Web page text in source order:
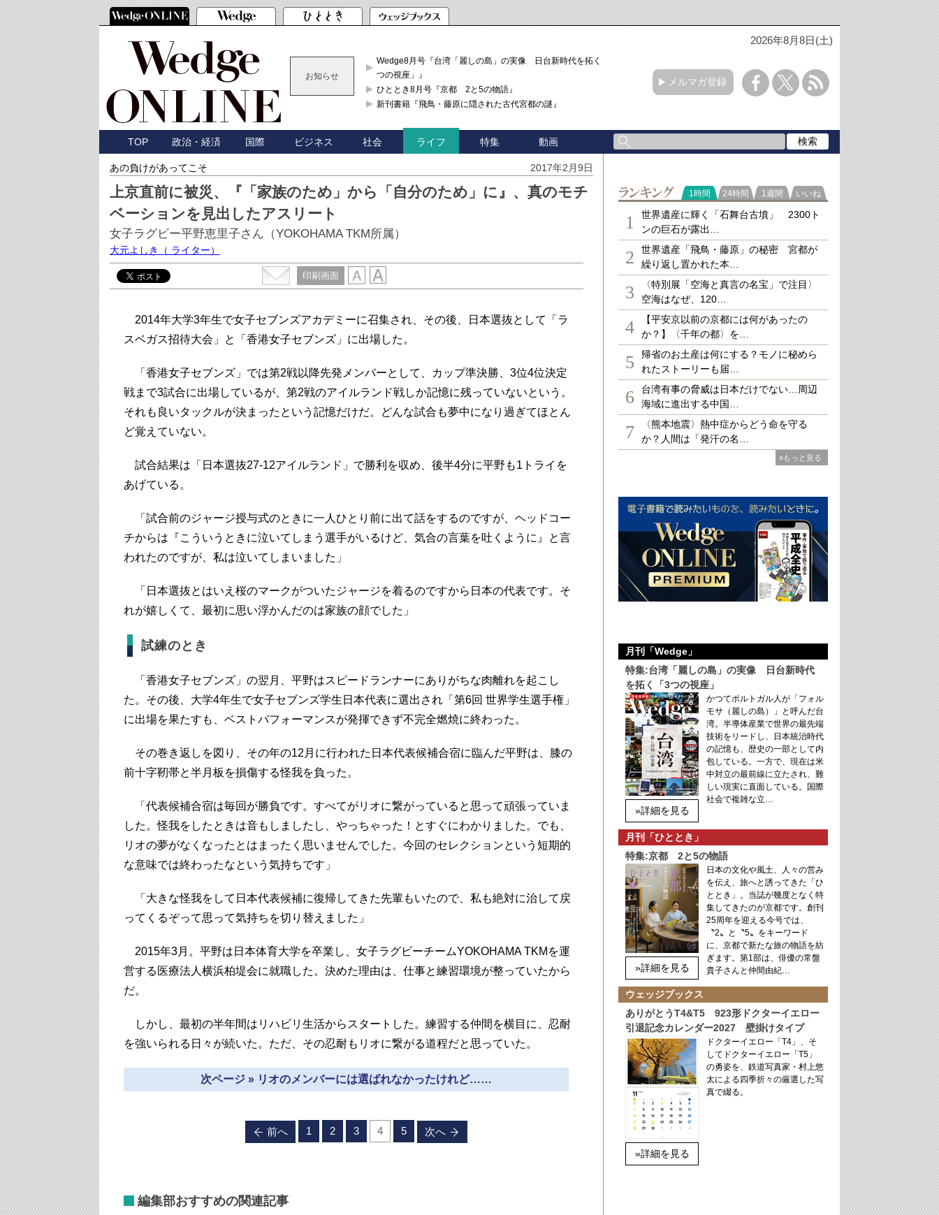
2026年8月8日(土)
お知らせ
Wedge8月号『台湾「麗しの島」の実像 日台新時代を拓く「3
つの視座」』
ひととき8月号『京都 2と5の物語』
新刊書籍『飛鳥・藤原に隠された古代宮都の謎』
メルマガ登録
TOP 政治・経済 国際 ビジネス 社会 ライフ 特集 動画
あの負けがあってこそ 2017年2月9日
上京直前に被災、『「家族のため」から「自分のため」に』、真のモチ
ベーションを見出したアスリート
女子ラグビー平野恵里子さん（YOKOHAMA TKM所属）
大元よしき （ ライター）
印刷画面
2014年大学3年生で女子セブンズアカデミーに召集され、その後、日本選抜として「ラ
スベガス招待大会」と「香港女子セブンズ」に出場した。
「香港女子セブンズ」では第2戦以降先発メンバーとして、カップ準決勝、3位4位決定
戦まで3試合に出場しているが、第2戦のアイルランド戦しか記憶に残っていないという。
それも良いタックルが決まったという記憶だけだ。どんな試合も夢中になり過ぎてほとん
ど覚えていない。
試合結果は「日本選抜27-12アイルランド」で勝利を収め、後半4分に平野も1トライを
あげている。
「試合前のジャージ授与式のときに一人ひとり前に出て話をするのですが、ヘッドコー
チからは『こういうときに泣いてしまう選手がいるけど、気合の言葉を吐くように』と言
われたのですが、私は泣いてしまいました」
「日本選抜とはいえ桜のマークがついたジャージを着るのですから日本の代表です。そ
れが嬉しくて、最初に思い浮かんだのは家族の顔でした」
試練のとき
「香港女子セブンズ」の翌月、平野はスピードランナーにありがちな肉離れを起こし
た。その後、大学4年生で女子セブンズ学生日本代表に選出され「第6回 世界学生選手権」
に出場を果たすも、ベストパフォーマンスが発揮できず不完全燃焼に終わった。
その巻き返しを図り、その年の12月に行われた日本代表候補合宿に臨んだ平野は、膝の
前十字靭帯と半月板を損傷する怪我を負った。
「代表候補合宿は毎回が勝負です。すべてがリオに繋がっていると思って頑張っていま
した。怪我をしたときは音もしましたし、やっちゃった！とすぐにわかりました。でも、
リオの夢がなくなったとはまったく思いませんでした。今回のセレクションという短期的
な意味では終わったなという気持ちです」
「大きな怪我をして日本代表候補に復帰してきた先輩もいたので、私も絶対に治して戻
ってくるぞって思って気持ちを切り替えました」
2015年3月。平野は日本体育大学を卒業し、女子ラグビーチームYOKOHAMA TKMを運
営する医療法人横浜柏堤会に就職した。決めた理由は、仕事と練習環境が整っていたから
だ。
しかし、最初の半年間はリハビリ生活からスタートした。練習する仲間を横目に、忍耐
を強いられる日々が続いた。ただ、その忍耐もリオに繋がる道程だと思っていた。
次ページ » リオのメンバーには選ばれなかったけれど……
前へ 1 2 3 4 5 次へ
編集部おすすめの関連記事
ランキング
1時間 24時間 1週間 いいね
1
世界遺産に輝く「石舞台古墳」 2300ト
ンの巨石が露出…
2
世界遺産「飛鳥・藤原」の秘密 宮都が
繰り返し置かれた本…
3
〈特別展「空海と真言の名宝」で注目〉
空海はなぜ、120…
4
【平安京以前の京都には何があったの
か？】〈千年の都〉を…
5
帰省のお土産は何にする？モノに秘めら
れたストーリーも届…
6
台湾有事の脅威は日本だけでない…周辺
海域に進出する中国…
7
〈熊本地震〉熱中症からどう命を守る
か？人間は「発汗の名…
»もっと見る
月刊「Wedge」
特集:台湾「麗しの島」の実像 日台新時代
を拓く「3つの視座」
»詳細を見る
かつてポルトガル人が「フォル
モサ（麗しの島）」と呼んだ台
湾。半導体産業で世界の最先端
技術をリードし、日本統治時代
の記憶も、歴史の一部として内
包している。一方で、現在は米
中対立の最前線に立たされ、難
しい現実に直面している。国際
社会で複雑な立…
月刊「ひととき」
特集:京都 2と5の物語
»詳細を見る
日本の文化や風土、人々の営み
を伝え、旅へと誘ってきた「ひ
ととき」。当誌が幾度となく特
集してきたのが京都です。創刊
25周年を迎える今号では、
〝2〟と〝5〟をキーワード
に、京都で新たな旅の物語を紡
ぎます。第1部は、俳優の常盤
貴子さんと仲間由紀…
ウェッジブックス
ありがとうT4&T5 923形ドクターイエロー
引退記念カレンダー2027 壁掛けタイプ
»詳細を見る
ドクターイエロー「T4」、そ
してドクターイエロー「T5」
の勇姿を、鉄道写真家・村上悠
太による四季折々の厳選した写
真で綴る。